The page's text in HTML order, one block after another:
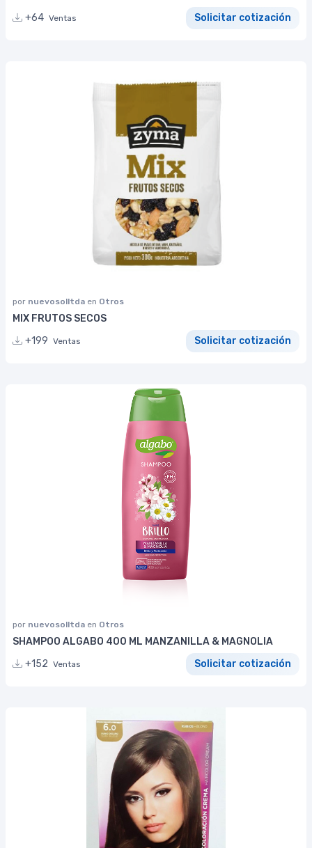
+64 Ventas Solicitar cotización
por nuevosolltda en Otros
MIX FRUTOS SECOS
+199 Ventas Solicitar cotización
por nuevosolltda en Otros
SHAMPOO ALGABO 400 ML MANZANILLA & MAGNOLIA
+152 Ventas Solicitar cotización